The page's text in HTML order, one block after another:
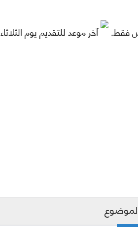
فقط. آخر موعد للتقديم يوم الثلاثاء